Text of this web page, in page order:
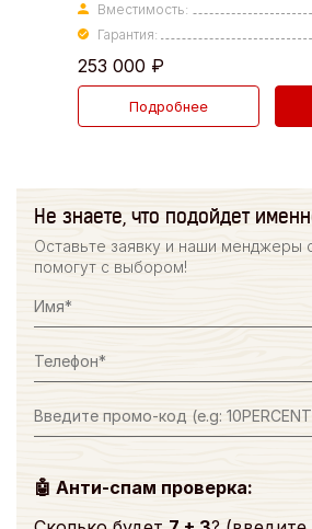
Вместимость:
Гарантия:
253 000 ₽
Подробнее
Не знаете, что подойдет
Оставьте заявку и наши менджеры
помогут с выбором!
🤖 Анти-спам проверка: